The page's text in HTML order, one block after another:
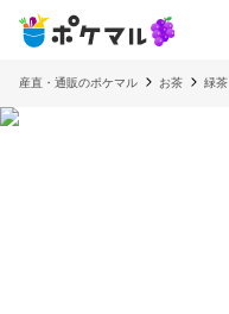
産直・通販のポケマル お茶 緑茶